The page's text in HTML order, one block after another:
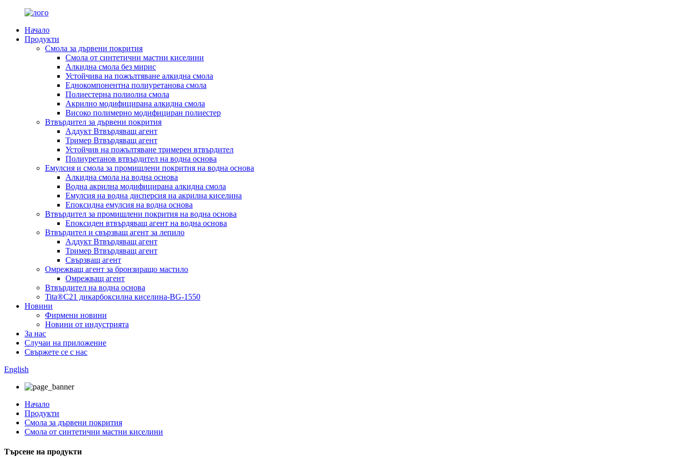
Начало
Продукти
Смола за дървени покрития
Смола от синтетични мастни киселини
Алкидна смола без мирис
Устойчива на пожълтяване алкидна смола
Еднокомпонентна полиуретанова смола
Полиестерна полиолна смола
Акрилно модифицирана алкидна смола
Високо полимерно модифициран полиестер
Втвърдител за дървени покрития
Аддукт Втвърдяващ агент
Тример Втвърдяващ агент
Устойчив на пожълтяване тримерен втвърдител
Полиуретанов втвърдител на водна основа
Емулсия и смола за промишлени покрития на водна основа
Алкидна смола на водна основа
Водна акрилна модифицирана алкидна смола
Емулсия на водна дисперсия на акрилна киселина
Епоксидна емулсия на водна основа
Втвърдител за промишлени покрития на водна основа
Епоксиден втвърдяващ агент на водна основа
Втвърдител и свързващ агент за лепило
Аддукт Втвърдяващ агент
Тример Втвърдяващ агент
Свързващ агент
Омрежващ агент за бронзиращо мастило
Омрежващ агент
Втвърдител на водна основа
Tita®C21 дикарбоксилна киселина-BG-1550
Новини
Фирмени новини
Новини от индустрията
За нас
Случаи на приложение
Свържете се с нас
English
Начало
Продукти
Смола за дървени покрития
Смола от синтетични мастни киселини
Търсене на продукти